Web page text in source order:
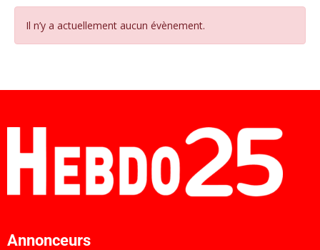
Il n’y a actuellement aucun évènement.
Annonceurs